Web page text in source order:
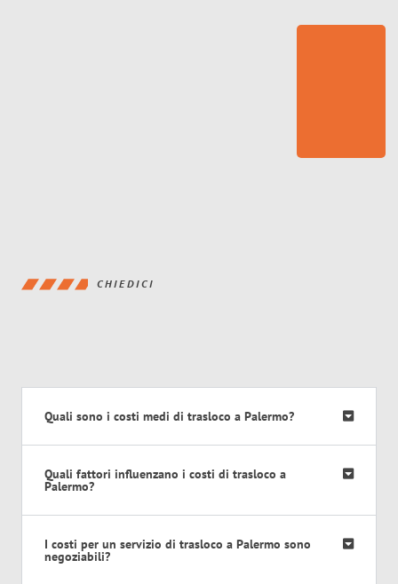
CHIEDICI
Quali sono i costi medi di trasloco a Palermo?
Quali fattori influenzano i costi di trasloco a
Palermo?
I costi per un servizio di trasloco a Palermo sono
negoziabili?